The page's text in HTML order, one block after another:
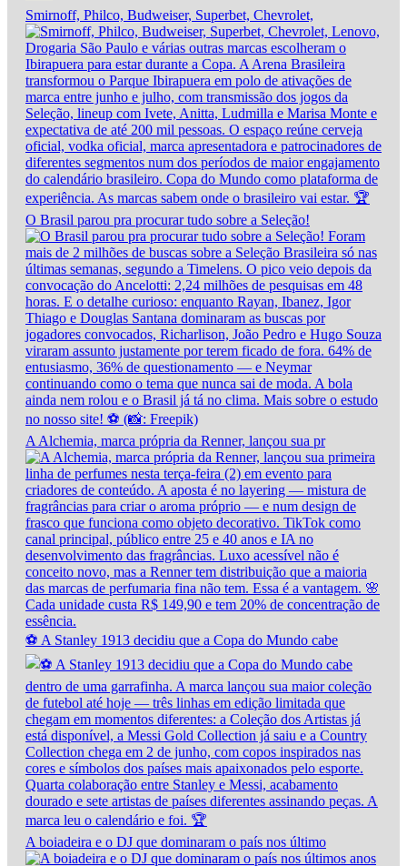
Smirnoff, Philco, Budweiser, Superbet, Chevrolet,
O Brasil parou pra procurar tudo sobre a Seleção!
A Alchemia, marca própria da Renner, lançou sua pr
⚽ A Stanley 1913 decidiu que a Copa do Mundo cabe
A boiadeira e o DJ que dominaram o país nos último